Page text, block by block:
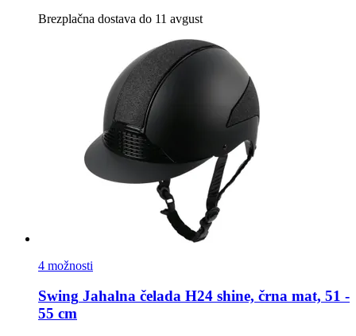
Brezplačna dostava do 11 avgust
4 možnosti
Swing Jahalna čelada H24 shine, črna mat, 51 -​
55 cm